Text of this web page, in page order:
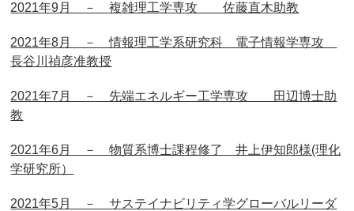
2021年9月 － 複雑理工学専攻 佐藤直木助教
2021年8月 － 情報理工学系研究科 電子情報学専攻
長谷川禎彦准教授
2021年7月 － 先端エネルギー工学専攻 田辺博士助
教
2021年6月 － 物質系博士課程修了 井上伊知郎様(理化
学研究所）
2021年5月 －サステイナビリティ学グローバルリーダ